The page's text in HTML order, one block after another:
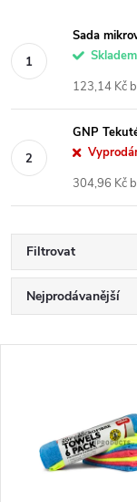
Sada
Skladem
123,14 Kč
GNP
304,96 Kč
Filtrovat
Ř
a
Nejprodávanější